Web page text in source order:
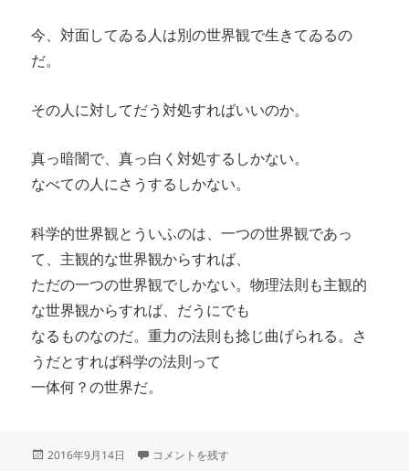
今、対面してゐる人は別の世界観で生きてゐるの
だ。
その人に対してだう対処すればいいのか。
真っ暗闇で、真っ白く対処するしかない。
なべての人にさうするしかない。
科学的世界観とういふのは、一つの世界観であっ
て、主観的な世界観からすれば、
ただの一つの世界観でしかない。物理法則も主観的
な世界観からすれば、だうにでも
なるものなのだ。重力の法則も捻じ曲げられる。さ
うだとすれば科学の法則って
一体何？の世界だ。
投
2016年9月14日 思ひは実現する、ならば、世界観は何でもあり に
コメントを残す